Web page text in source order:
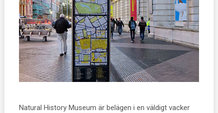
Natural History Museum är belägen i en väldigt vacker